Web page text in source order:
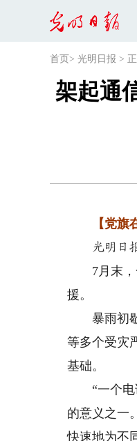
首页 > 光明日报 >
架起通
【党旗在
光明日报
7月末，一
援。
暴雨初歇
等多个受灾
基础。
“一个电话
的意义之一
快速地为不